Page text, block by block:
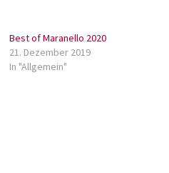
Best of Maranello 2020
21. Dezember 2019
In "Allgemein"